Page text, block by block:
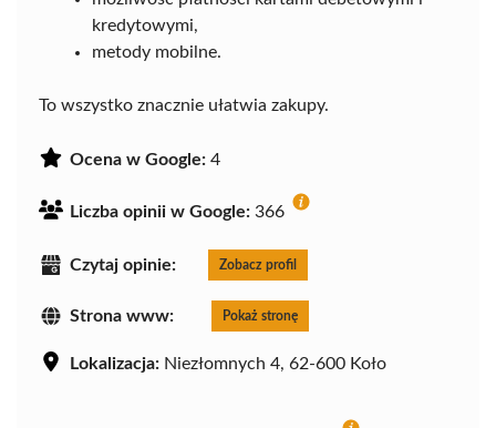
kredytowymi,
metody mobilne.
To wszystko znacznie ułatwia zakupy.
Ocena w Google: 4
Liczba opinii w Google: 366
Czytaj opinie: Zobacz profil
Strona www: Pokaż stronę
Lokalizacja: Niezłomnych 4, 62-600 Koło